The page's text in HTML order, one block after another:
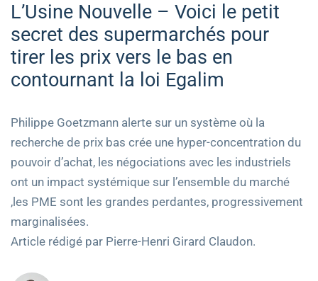
L’Usine Nouvelle – Voici le petit
secret des supermarchés pour
tirer les prix vers le bas en
contournant la loi Egalim
Philippe Goetzmann alerte sur un système où la
recherche de prix bas crée une hyper-concentration du
pouvoir d’achat, les négociations avec les industriels
ont un impact systémique sur l’ensemble du marché
,les PME sont les grandes perdantes, progressivement
marginalisées.
Article rédigé par Pierre-Henri Girard Claudon.